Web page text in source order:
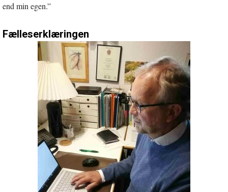
end min egen.”
Fælleserklæringen